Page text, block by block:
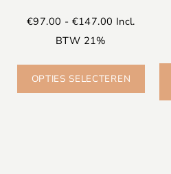
€97.00 - €147.00 Incl.
BTW 21%
OPTIES SELECTEREN